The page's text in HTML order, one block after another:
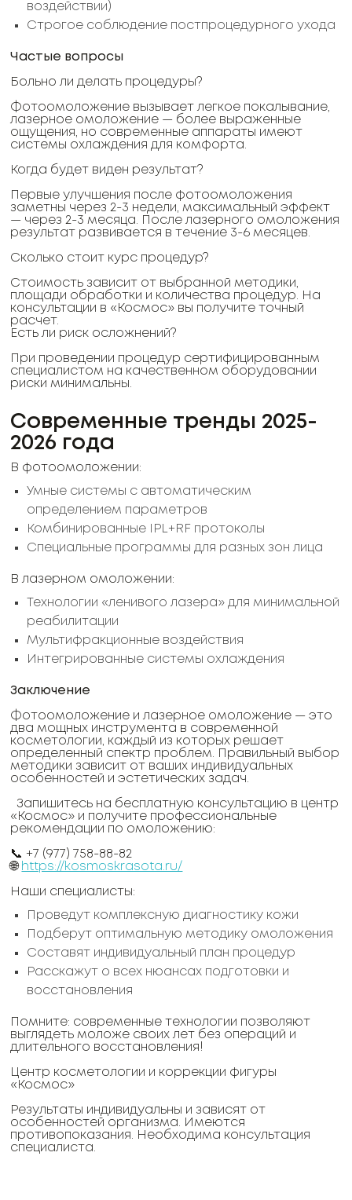
воздействии)
Строгое соблюдение постпроцедурного ухода
Частые вопросы
Больно ли делать процедуры?
Фотоомоложение вызывает легкое покалывание,
лазерное омоложение — более выраженные
ощущения, но современные аппараты имеют
системы охлаждения для комфорта.
Когда будет виден результат?
Первые улучшения после фотоомоложения
заметны через 2-3 недели, максимальный эффект
— через 2-3 месяца. После лазерного омоложения
результат развивается в течение 3-6 месяцев.
Сколько стоит курс процедур?
Стоимость зависит от выбранной методики,
площади обработки и количества процедур. На
консультации в «Космос» вы получите точный
расчет.
Есть ли риск осложнений?
При проведении процедур сертифицированным
специалистом на качественном оборудовании
риски минимальны.
Современные тренды 2025-
2026 года
В фотоомоложении:
Умные системы с автоматическим
определением параметров
Комбинированные IPL+RF протоколы
Специальные программы для разных зон лица
В лазерном омоложении:
Технологии «ленивого лазера» для минимальной
реабилитации
Мультифракционные воздействия
Интегрированные системы охлаждения
Заключение
Фотоомоложение и лазерное омоложение — это
два мощных инструмента в современной
косметологии, каждый из которых решает
определенный спектр проблем. Правильный выбор
методики зависит от ваших индивидуальных
особенностей и эстетических задач.
Запишитесь на бесплатную консультацию в центр
«Космос» и получите профессиональные
рекомендации по омоложению:
📞 +7 (977) 758-88-82
🌐 https://kosmoskrasota.ru/
Наши специалисты:
Проведут комплексную диагностику кожи
Подберут оптимальную методику омоложения
Составят индивидуальный план процедур
Расскажут о всех нюансах подготовки и
восстановления
Помните: современные технологии позволяют
выглядеть моложе своих лет без операций и
длительного восстановления!
Центр косметологии и коррекции фигуры
«Космос»
Результаты индивидуальны и зависят от
особенностей организма. Имеются
противопоказания. Необходима консультация
специалиста.